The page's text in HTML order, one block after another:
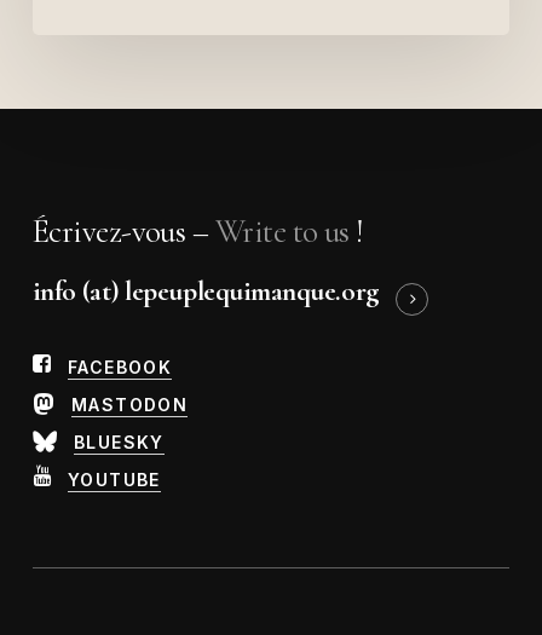
Écrivez-vous –Write to us !
info (at) lepeuplequimanque.org
FACEBOOK
MASTODON
BLUESKY
YOUTUBE